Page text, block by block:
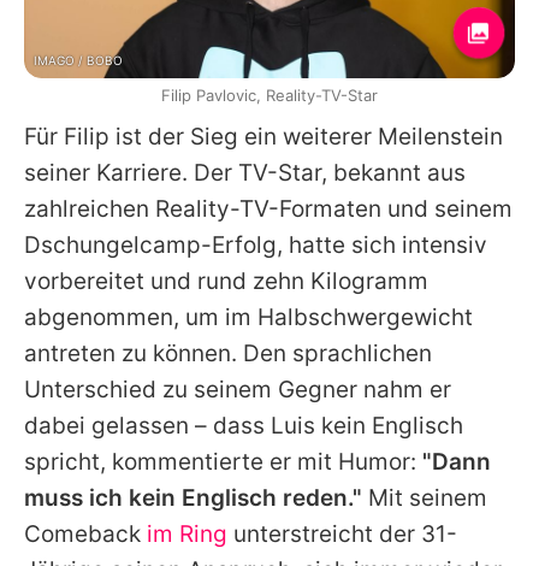
Für Filip ist der Sieg ein weiterer Meilenstein
seiner Karriere. Der TV-Star, bekannt aus
zahlreichen Reality-TV-Formaten und seinem
Dschungelcamp-Erfolg, hatte sich intensiv
vorbereitet und rund zehn Kilogramm
abgenommen, um im Halbschwergewicht
antreten zu können. Den sprachlichen
Unterschied zu seinem Gegner nahm er
dabei gelassen – dass Luis kein Englisch
spricht, kommentierte er mit Humor: "Dann
muss ich kein Englisch reden." Mit seinem
Comeback im Ring unterstreicht der 31-
IMAGO / BOBO
Filip Pavlovic, Reality-TV-Star